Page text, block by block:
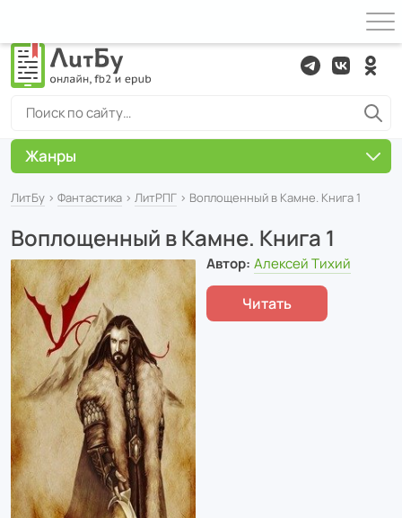
ЛитБу › Фантастика › ЛитРПГ › Воплощенный в Камне. Книга 1
Воплощенный в Камне. Книга 1
Автор: Алексей Тихий
Читать
Жанры